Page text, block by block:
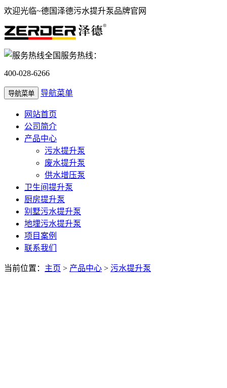
欢迎光临~德国泽德污水提升泵品牌官网
全国服务热线：
400-028-6266
导航菜单 导航菜单
网站首页
公司简介
产品中心
污水提升泵
废水提升泵
供水增压泵
卫生间提升泵
厨房提升泵
别墅污水提升泵
地埋污水提升泵
项目案例
联系我们
当前位置： 主页 > 产品中心 > 污水提升泵